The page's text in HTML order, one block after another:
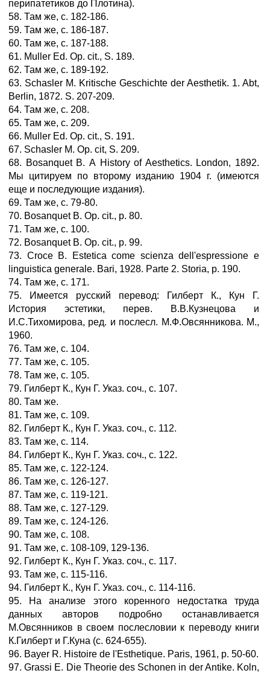
перипатетиков до Плотина).
58. Там же, с. 182-186.
59. Там же, с. 186-187.
60. Там же, с. 187-188.
61. Muller Ed. Op. cit., S. 189.
62. Там же, с. 189-192.
63. Schasler M. Kritische Geschichte der Aesthetik. 1. Abt,
Berlin, 1872. S. 207-209.
64. Там же, с. 208.
65. Там же, с. 209.
66. Muller Ed. Op. cit., S. 191.
67. Schasler M. Op. cit, S. 209.
68. Bosanquet В. А History of Aesthetics. London, 1892.
Мы цитируем по второму изданию 1904 г. (имеются
еще и последующие издания).
69. Там же, с. 79-80.
70. Bosanquet В. Ор. cit., р. 80.
71. Там же, с. 100.
72. Bosanquet В. Ор. cit., р. 99.
73. Croce В. Estetica come scienza dell'espressione e
linguistica generale. Bari, 1928. Parte 2. Storia, p. 190.
74. Там же, с. 171.
75. Имеется русский перевод: Гилберт К., Кун Г.
История эстетики, перев. В.В.Кузнецова и
И.С.Тихомирова, ред. и послесл. М.Ф.Овсянникова. М.,
1960.
76. Там же, с. 104.
77. Там же, с. 105.
78. Там же, с. 105.
79. Гилберт К., Кун Г. Указ. соч., с. 107.
80. Там же.
81. Там же, с. 109.
82. Гилберт К., Кун Г. Указ. соч., с. 112.
83. Там же, с. 114.
84. Гилберт К., Кун Г. Указ. соч., с. 122.
85. Там же, с. 122-124.
86. Там же, с. 126-127.
87. Там же, с. 119-121.
88. Там же, с. 127-129.
89. Там же, с. 124-126.
90. Там же, с. 108.
91. Там же, с. 108-109, 129-136.
92. Гилберт К., Кун Г. Указ. соч., с. 117.
93. Там же, с. 115-116.
94. Гилберт К., Кун Г. Указ. соч., с. 114-116.
95. На анализе этого коренного недостатка труда
данных авторов подробно останавливается
М.Овсянников в своем послесловии к переводу книги
К.Гилберт и Г.Куна (с. 624-655).
96. Bayer R. Histoire de l'Esthetique. Paris, 1961, р. 50-60.
97. Grassi E. Die Theorie des Schonen in der Antike. Koln,